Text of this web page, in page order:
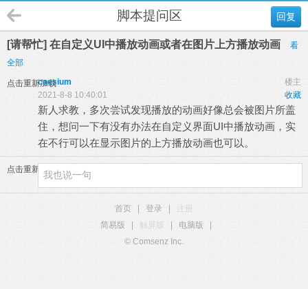
回复
脚本提问区
[请帮忙] 在自定义UI中播放动画或者在图片上方播放动画
看
全部
点击重新加载 楼主
caesium
收藏
2021-8-8 10:40:01
新人求教，多次尝试发现播放的动画好像总会被图片所盖
住，想问一下有没有办法在自定义界面UI中播放动画，实
在不行可以在显示图片的上方播放动画也可以。
点击重新加载
首页 登录
简易版
触屏版 电脑版
© Comsenz Inc.